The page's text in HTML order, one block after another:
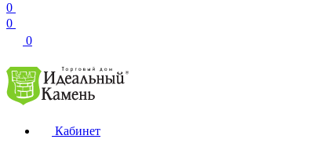
0
0
0
Кабинет